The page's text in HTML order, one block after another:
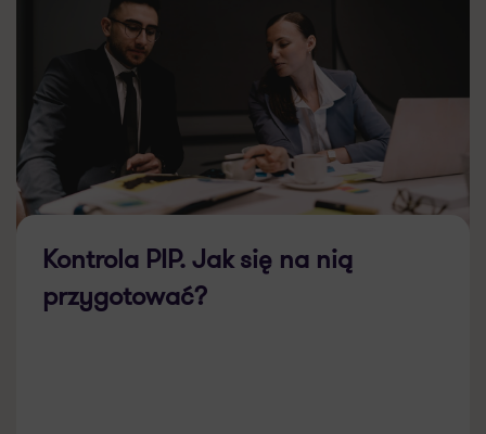
Kontrola PIP. Jak się na nią
przygotować?